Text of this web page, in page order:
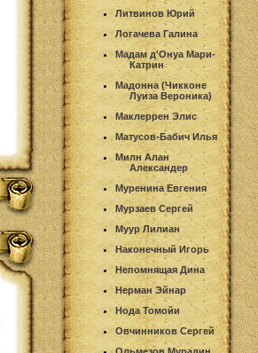
Литвинов Юрий
Логачева Галина
Мадам д'Онуа Мари-
Катрин
Мадонна (Чикконе
Луиза Вероника)
Маклеррен Элис
Матусов-Бабич Илья
Милн Алан
Александер
Муренина Евгения
Мурзаев Сергей
Муур Лилиан
Наконечный Игорь
Непомнящая Дина
Нерман Эйнар
Нода Томойи
Овчинников Сергей